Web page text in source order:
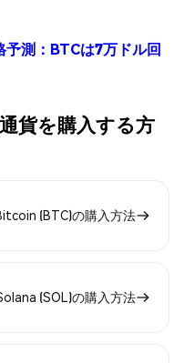
予測：BTCは7万ドル回
貨を購入する方
(BTC)の購入方法
(SOL)の購入方法